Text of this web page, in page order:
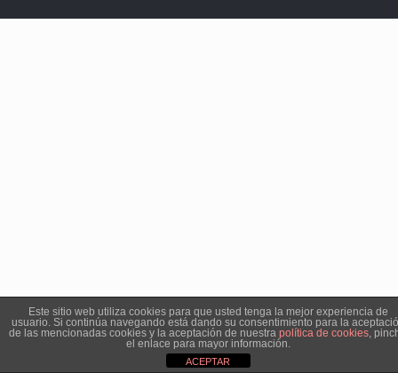
Este sitio web utiliza cookies para que usted tenga la mejor experiencia de
usuario. Si continúa navegando está dando su consentimiento para la
de las mencionadas cookies y la aceptación de nuestra política de cookies,
el enlace para mayor información.
ACEPTAR